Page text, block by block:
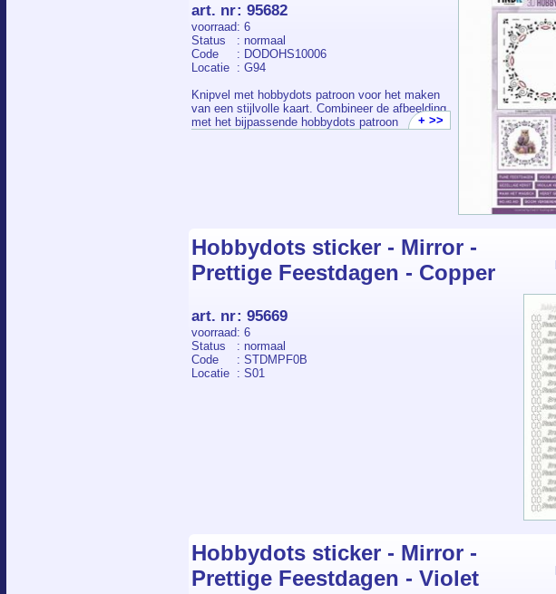
art. nr: 95682
voorraad: 6
Status
: normaal
Code
: DODOHS10006
Locatie
: G94
Knipvel met hobbydots patroon voor het maken
van een stijlvolle kaart. Combineer de afbeelding
met het bijpassende hobbydots patroon
+ >>
Hobbydots sticker - Mirror -
Prettige Feestdagen - Copper
art. nr: 95669
voorraad: 6
Status
: normaal
Code
: STDMPF0B
Locatie
: S01
Hobbydots sticker - Mirror -
Prettige Feestdagen - Violet